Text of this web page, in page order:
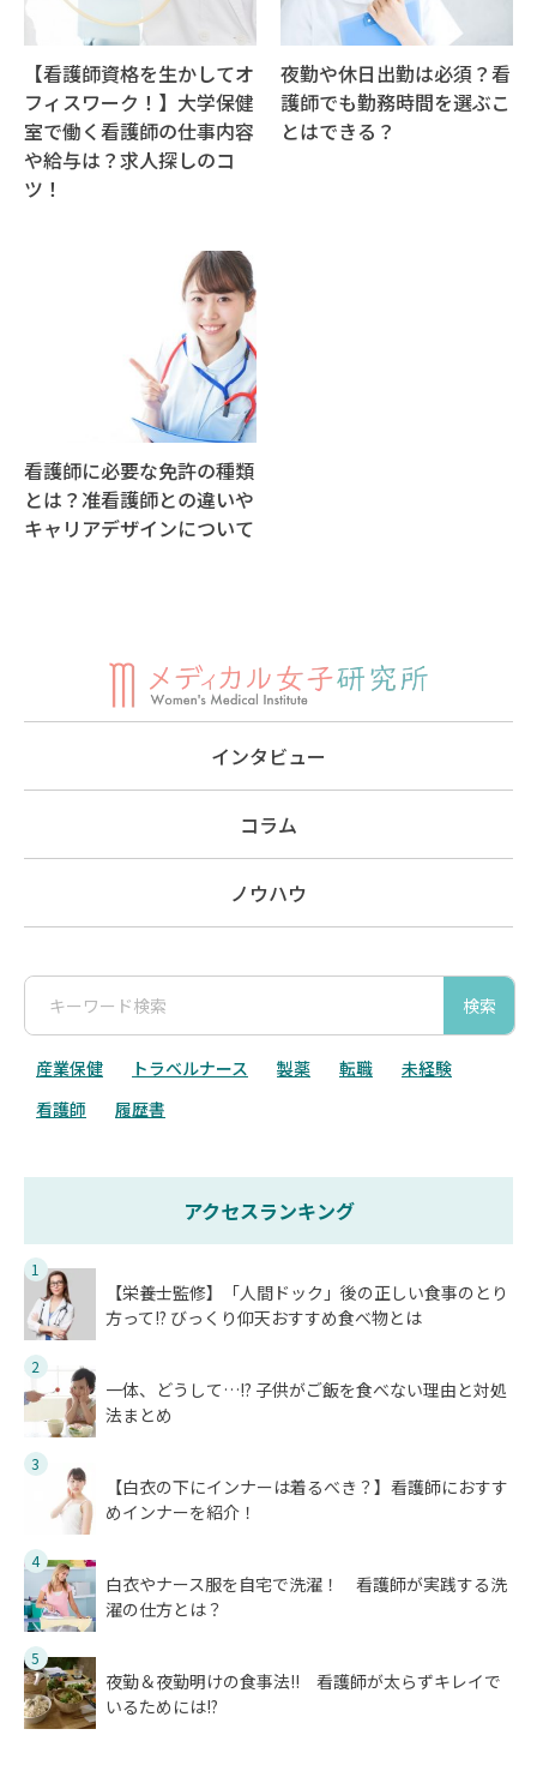
【看護師資格を生かしてオ
フィスワーク！】大学保健
室で働く看護師の仕事内容
や給与は？求人探しのコ
ツ！
夜勤や休日出勤は必須？看
護師でも勤務時間を選ぶこ
とはできる？
看護師に必要な免許の種類
とは？准看護師との違いや
キャリアデザインについて
インタビュー
コラム
ノウハウ
検索
産業保健 トラベルナース 製薬 転職
未経験
看護師
履歴書
アクセスランキング
1
【栄養士監修】「人間ドック」後の正しい食事のとり
方って!? びっくり仰天おすすめ食べ物とは
2
一体、どうして…!? 子供がご飯を食べない理由と対処
法まとめ
3
【白衣の下にインナーは着るべき？】看護師におすす
めインナーを紹介！
4
白衣やナース服を自宅で洗濯！ 看護師が実践する洗
濯の仕方とは？
5
夜勤＆夜勤明けの食事法!! 看護師が太らずキレイで
いるためには!?